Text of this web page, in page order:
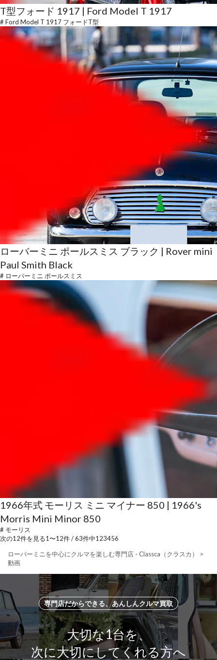
T型フォード 1917 | Ford Model T 1917
# Ford Model T 1917 フォードT型
ローバーミニ ポールスミス ブラック | Rover mini
Paul Smith Black
# ローバーミニ ポールスミス
1966年式 モーリス ミニ マイナー 850 | 1966's
Morris Mini Minor 850
# モーリス
次の12件を見る1〜12件 /63件中1 23456
ローバーミニを中心にクルマを楽しむ専門店 - Classca（クラスカ）
>
動画
専門店だからできる、あんしんクルマ買取
大切な1台を、
次に大切にしてくれる方へ